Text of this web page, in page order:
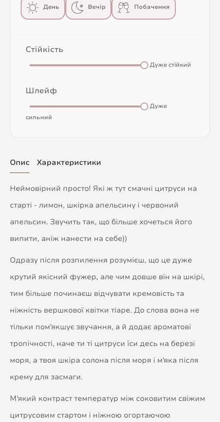
День Вечір Побачення
Стійкість
Дуже стійкий
Шлейф
Дуже
сильний
Опис Характеристики
Неймовірний просто! Які ж тут смачні цитруси на
старті - лимон, шкірка апельсину і червоний
апельсин. Звучить так, що більше хочеться його
випити, аніж нанести на себе))
Одразу після розпилення розумієш, що це дуже
крутий якісний фужер, але чим довше він на шкірі,
тим більше починаєш відчувати кремовість та
ніжність вершкової квітки тіаре. До слова вона не
тільки пом'якшує звучання, а й додає ароматові
тропічності, наче ти ті цитруси їси десь на березі
моря, а твоя шкіра солона після моря і м'яка після
крему для засмаги.
М'який контраст температур між соковитим свіжим
цитрусовим стартом і ніжною огортаючою